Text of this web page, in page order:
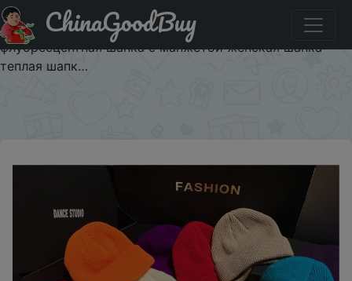
Акція на Мужская и женская зимняя Осенняя
однотонная теплая шерстяная вязаная шапка
флуоресцентная шапка с манжетой женская шапка
теплая шапк…
ChinaGoodBuy